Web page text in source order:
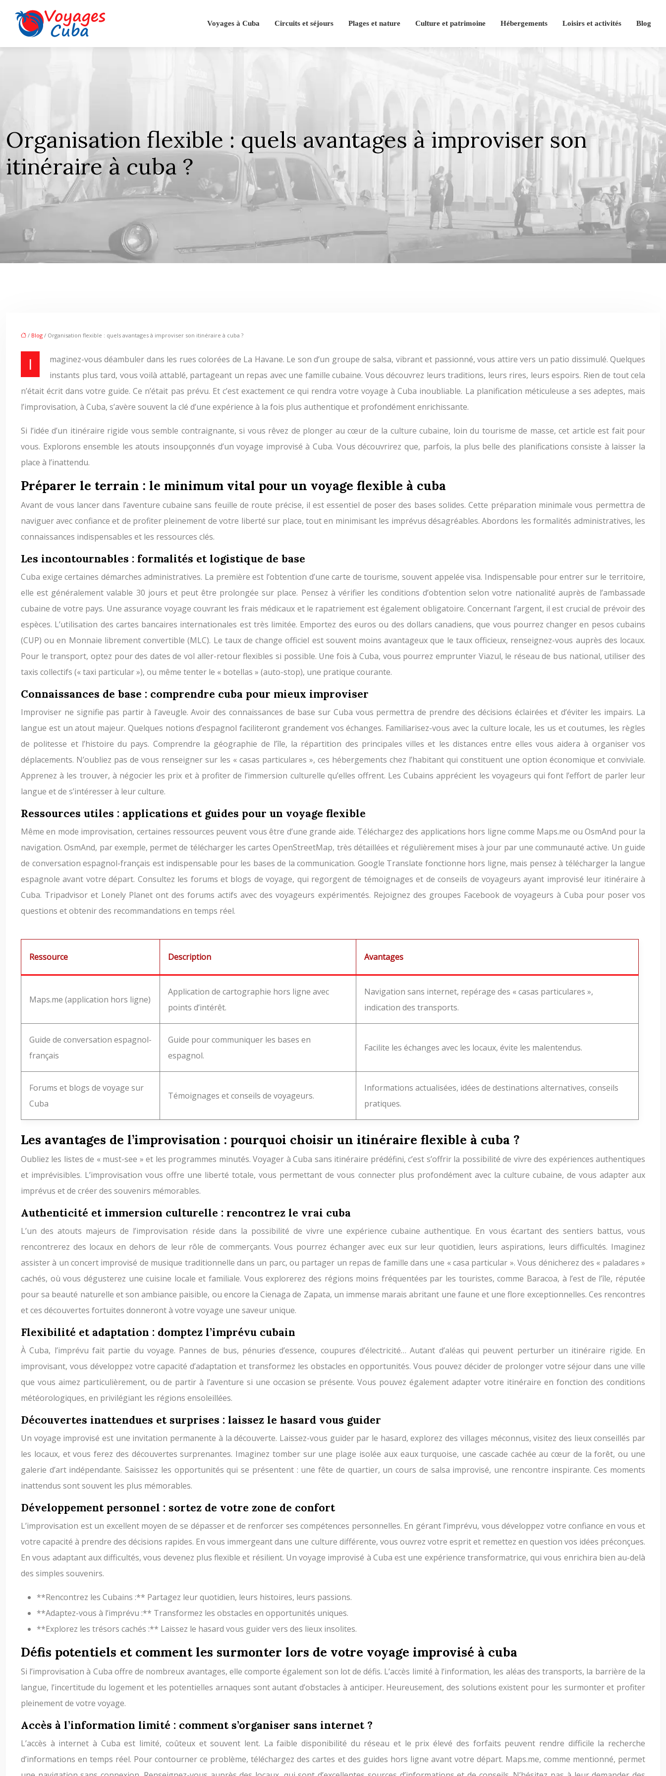
Voyages à Cuba Circuits et séjours Plages et nature Culture et patrimoine Hébergements Loisirs et activités Blog
Organisation flexible : quels avantages à improviser son
itinéraire à cuba ?
/ Blog / Organisation flexible : quels avantages à improviser son itinéraire à cuba ?
Imaginez-vous déambuler dans les rues colorées de La Havane. Le son d’un groupe de salsa, vibrant et passionné, vous attire vers un patio dissimulé. Quelques
instants plus tard, vous voilà attablé, partageant un repas avec une famille cubaine. Vous découvrez leurs traditions, leurs rires, leurs espoirs. Rien de tout cela
n’était écrit dans votre guide. Ce n’était pas prévu. Et c’est exactement ce qui rendra votre voyage à Cuba inoubliable. La planification méticuleuse a ses adeptes, mais
l’improvisation, à Cuba, s’avère souvent la clé d’une expérience à la fois plus authentique et profondément enrichissante.
Si l’idée d’un itinéraire rigide vous semble contraignante, si vous rêvez de plonger au cœur de la culture cubaine, loin du tourisme de masse, cet article est fait pour
vous. Explorons ensemble les atouts insoupçonnés d’un voyage improvisé à Cuba. Vous découvrirez que, parfois, la plus belle des planifications consiste à laisser la
place à l’inattendu.
Préparer le terrain : le minimum vital pour un voyage flexible à cuba
Avant de vous lancer dans l’aventure cubaine sans feuille de route précise, il est essentiel de poser des bases solides. Cette préparation minimale vous permettra de
naviguer avec confiance et de profiter pleinement de votre liberté sur place, tout en minimisant les imprévus désagréables. Abordons les formalités administratives, les
connaissances indispensables et les ressources clés.
Les incontournables : formalités et logistique de base
Cuba exige certaines démarches administratives. La première est l’obtention d’une carte de tourisme, souvent appelée visa. Indispensable pour entrer sur le territoire,
elle est généralement valable 30 jours et peut être prolongée sur place. Pensez à vérifier les conditions d’obtention selon votre nationalité auprès de l’ambassade
cubaine de votre pays. Une assurance voyage couvrant les frais médicaux et le rapatriement est également obligatoire. Concernant l’argent, il est crucial de prévoir des
espèces. L’utilisation des cartes bancaires internationales est très limitée. Emportez des euros ou des dollars canadiens, que vous pourrez changer en pesos cubains
(CUP) ou en Monnaie librement convertible (MLC). Le taux de change officiel est souvent moins avantageux que le taux officieux, renseignez-vous auprès des locaux.
Pour le transport, optez pour des dates de vol aller-retour flexibles si possible. Une fois à Cuba, vous pourrez emprunter Viazul, le réseau de bus national, utiliser des
taxis collectifs (« taxi particular »), ou même tenter le « botellas » (auto-stop), une pratique courante.
Connaissances de base : comprendre cuba pour mieux improviser
Improviser ne signifie pas partir à l’aveugle. Avoir des connaissances de base sur Cuba vous permettra de prendre des décisions éclairées et d’éviter les impairs. La
langue est un atout majeur. Quelques notions d’espagnol faciliteront grandement vos échanges. Familiarisez-vous avec la culture locale, les us et coutumes, les règles
de politesse et l’histoire du pays. Comprendre la géographie de l’île, la répartition des principales villes et les distances entre elles vous aidera à organiser vos
déplacements. N’oubliez pas de vous renseigner sur les « casas particulares », ces hébergements chez l’habitant qui constituent une option économique et conviviale.
Apprenez à les trouver, à négocier les prix et à profiter de l’immersion culturelle qu’elles offrent. Les Cubains apprécient les voyageurs qui font l’effort de parler leur
langue et de s’intéresser à leur culture.
Ressources utiles : applications et guides pour un voyage flexible
Même en mode improvisation, certaines ressources peuvent vous être d’une grande aide. Téléchargez des applications hors ligne comme Maps.me ou OsmAnd pour la
navigation. OsmAnd, par exemple, permet de télécharger les cartes OpenStreetMap, très détaillées et régulièrement mises à jour par une communauté active. Un guide
de conversation espagnol-français est indispensable pour les bases de la communication. Google Translate fonctionne hors ligne, mais pensez à télécharger la langue
espagnole avant votre départ. Consultez les forums et blogs de voyage, qui regorgent de témoignages et de conseils de voyageurs ayant improvisé leur itinéraire à
Cuba. Tripadvisor et Lonely Planet ont des forums actifs avec des voyageurs expérimentés. Rejoignez des groupes Facebook de voyageurs à Cuba pour poser vos
questions et obtenir des recommandations en temps réel.
Ressource Description Avantages
Maps.me (application hors ligne)
Application de cartographie hors ligne avec
points d’intérêt.
Navigation sans internet, repérage des « casas particulares »,
indication des transports.
Guide de conversation espagnol-
français
Guide pour communiquer les bases en
espagnol.
Facilite les échanges avec les locaux, évite les malentendus.
Forums et blogs de voyage sur
Cuba
Témoignages et conseils de voyageurs.
Informations actualisées, idées de destinations alternatives, conseils
pratiques.
Les avantages de l’improvisation : pourquoi choisir un itinéraire flexible à cuba ?
Oubliez les listes de « must-see » et les programmes minutés. Voyager à Cuba sans itinéraire prédéfini, c’est s’offrir la possibilité de vivre des expériences authentiques
et imprévisibles. L’improvisation vous offre une liberté totale, vous permettant de vous connecter plus profondément avec la culture cubaine, de vous adapter aux
imprévus et de créer des souvenirs mémorables.
Authenticité et immersion culturelle : rencontrez le vrai cuba
L’un des atouts majeurs de l’improvisation réside dans la possibilité de vivre une expérience cubaine authentique. En vous écartant des sentiers battus, vous
rencontrerez des locaux en dehors de leur rôle de commerçants. Vous pourrez échanger avec eux sur leur quotidien, leurs aspirations, leurs difficultés. Imaginez
assister à un concert improvisé de musique traditionnelle dans un parc, ou partager un repas de famille dans une « casa particular ». Vous dénicherez des « paladares »
cachés, où vous dégusterez une cuisine locale et familiale. Vous explorerez des régions moins fréquentées par les touristes, comme Baracoa, à l’est de l’île, réputée
pour sa beauté naturelle et son ambiance paisible, ou encore la Cienaga de Zapata, un immense marais abritant une faune et une flore exceptionnelles. Ces rencontres
et ces découvertes fortuites donneront à votre voyage une saveur unique.
Flexibilité et adaptation : domptez l’imprévu cubain
À Cuba, l’imprévu fait partie du voyage. Pannes de bus, pénuries d’essence, coupures d’électricité… Autant d’aléas qui peuvent perturber un itinéraire rigide. En
improvisant, vous développez votre capacité d’adaptation et transformez les obstacles en opportunités. Vous pouvez décider de prolonger votre séjour dans une ville
que vous aimez particulièrement, ou de partir à l’aventure si une occasion se présente. Vous pouvez également adapter votre itinéraire en fonction des conditions
météorologiques, en privilégiant les régions ensoleillées.
Découvertes inattendues et surprises : laissez le hasard vous guider
Un voyage improvisé est une invitation permanente à la découverte. Laissez-vous guider par le hasard, explorez des villages méconnus, visitez des lieux conseillés par
les locaux, et vous ferez des découvertes surprenantes. Imaginez tomber sur une plage isolée aux eaux turquoise, une cascade cachée au cœur de la forêt, ou une
galerie d’art indépendante. Saisissez les opportunités qui se présentent : une fête de quartier, un cours de salsa improvisé, une rencontre inspirante. Ces moments
inattendus sont souvent les plus mémorables.
Développement personnel : sortez de votre zone de confort
L’improvisation est un excellent moyen de se dépasser et de renforcer ses compétences personnelles. En gérant l’imprévu, vous développez votre confiance en vous et
votre capacité à prendre des décisions rapides. En vous immergeant dans une culture différente, vous ouvrez votre esprit et remettez en question vos idées préconçues.
En vous adaptant aux difficultés, vous devenez plus flexible et résilient. Un voyage improvisé à Cuba est une expérience transformatrice, qui vous enrichira bien au-delà
des simples souvenirs.
**Rencontrez les Cubains :** Partagez leur quotidien, leurs histoires, leurs passions.
**Adaptez-vous à l’imprévu :** Transformez les obstacles en opportunités uniques.
**Explorez les trésors cachés :** Laissez le hasard vous guider vers des lieux insolites.
Défis potentiels et comment les surmonter lors de votre voyage improvisé à cuba
Si l’improvisation à Cuba offre de nombreux avantages, elle comporte également son lot de défis. L’accès limité à l’information, les aléas des transports, la barrière de la
langue, l’incertitude du logement et les potentielles arnaques sont autant d’obstacles à anticiper. Heureusement, des solutions existent pour les surmonter et profiter
pleinement de votre voyage.
Accès à l’information limité : comment s’organiser sans internet ?
L’accès à internet à Cuba est limité, coûteux et souvent lent. La faible disponibilité du réseau et le prix élevé des forfaits peuvent rendre difficile la recherche
d’informations en temps réel. Pour contourner ce problème, téléchargez des cartes et des guides hors ligne avant votre départ. Maps.me, comme mentionné, permet